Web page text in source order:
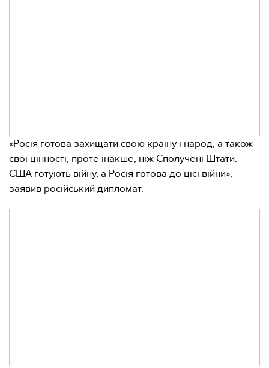
«Росія готова захищати свою країну і народ, а також
свої цінності, проте інакше, ніж Сполучені Штати.
США готують війну, а Росія готова до цієї війни», -
заявив російський дипломат.